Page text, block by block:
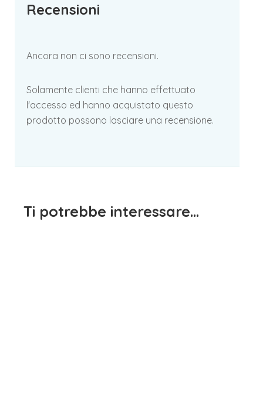
Recensioni
Ancora non ci sono recensioni.
Solamente clienti che hanno effettuato
l'accesso ed hanno acquistato questo
prodotto possono lasciare una recensione.
Ti potrebbe interessare…